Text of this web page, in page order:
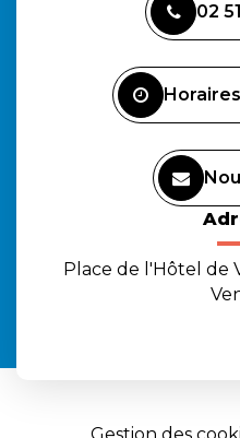
le
02
Place de l'Hôtel de